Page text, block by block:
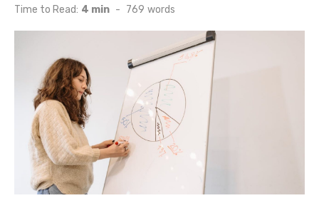
Time to Read: 4 min - 769 words